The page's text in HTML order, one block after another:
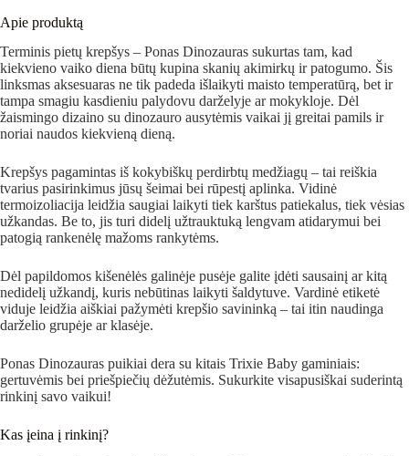
Apie produktą
Terminis pietų krepšys – Ponas Dinozauras sukurtas tam, kad
kiekvieno vaiko diena būtų kupina skanių akimirkų ir patogumo. Šis
linksmas aksesuaras ne tik padeda išlaikyti maisto temperatūrą, bet ir
tampa smagiu kasdieniu palydovu darželyje ar mokykloje. Dėl
žaismingo dizaino su dinozauro ausytėmis vaikai jį greitai pamils ir
noriai naudos kiekvieną dieną.
Krepšys pagamintas iš kokybiškų perdirbtų medžiagų – tai reiškia
tvarius pasirinkimus jūsų šeimai bei rūpestį aplinka. Vidinė
termoizoliacija leidžia saugiai laikyti tiek karštus patiekalus, tiek vėsias
užkandas. Be to, jis turi didelį užtrauktuką lengvam atidarymui bei
patogią rankenėlę mažoms rankytėms.
Dėl papildomos kišenėlės galinėje pusėje galite įdėti sausainį ar kitą
nedidelį užkandį, kuris nebūtinas laikyti šaldytuve. Vardinė etiketė
viduje leidžia aiškiai pažymėti krepšio savininką – tai itin naudinga
darželio grupėje ar klasėje.
Ponas Dinozauras puikiai dera su kitais Trixie Baby gaminiais:
gertuvėmis bei priešpiečių dėžutėmis. Sukurkite visapusiškai suderintą
rinkinį savo vaikui!
Kas įeina į rinkinį?